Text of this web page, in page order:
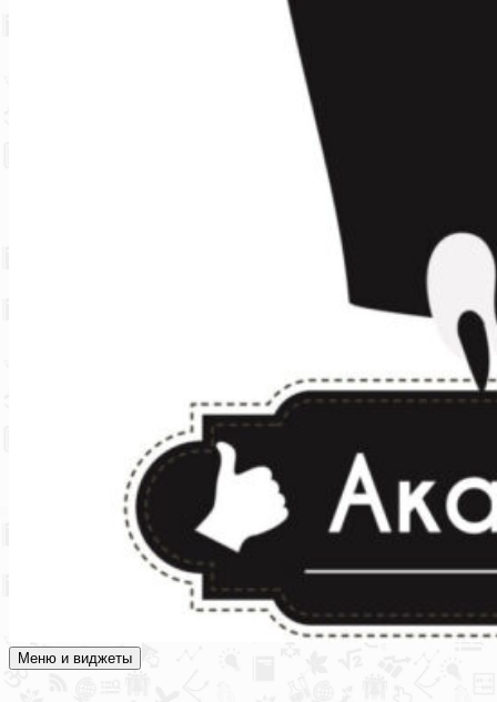
Академия СОВА
Подготовка к ЕГЭ, ОГЭ, ВПР, МЦКО, СтатГрад, КДР, ВОШ,
Меню и виджеты